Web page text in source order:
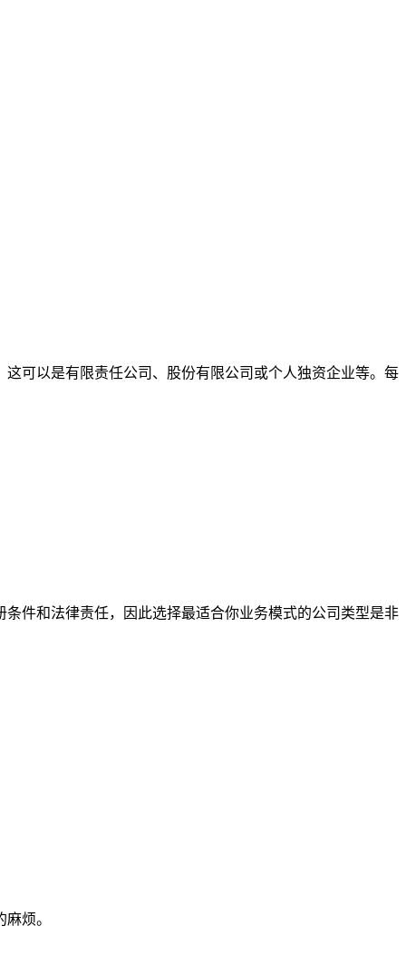
可以是有限责任公司、股份有限公司或个人独资企业等。每
件和法律责任，因此选择最适合你业务模式的公司类型是非
烦。